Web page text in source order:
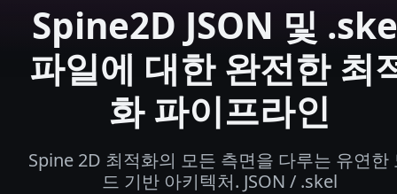
Spine2D JSON 및
파일에 대한 완전한 최
화 파이프라인
Spine 2D 최적화의 모든 측면을 다루는 유연한
드 기반 아키텍처. JSON / .skel